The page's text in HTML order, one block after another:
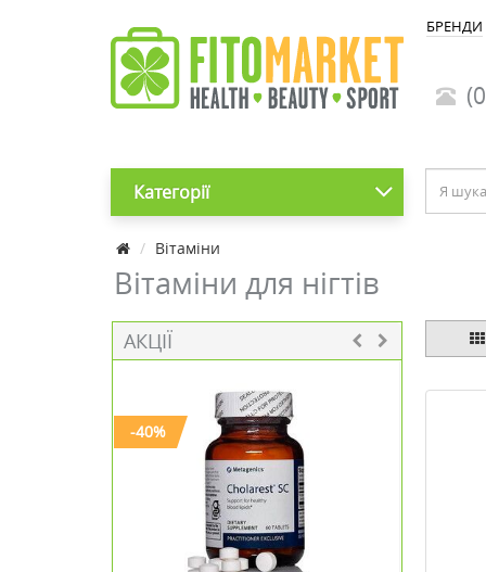
БРЕНДИ
Категорії
Вітаміни
Вітаміни для нігтів
АКЦІЇ
-40%